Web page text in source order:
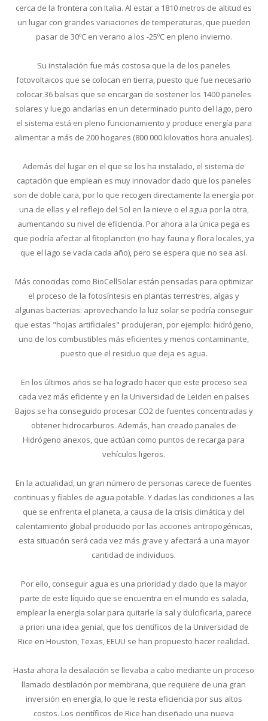
cerca de la frontera con Italia. Al estar a 1810 metros de altitud es
un lugar con grandes variaciones de temperaturas, que pueden
pasar de 30ºC en verano a los -25ºC en pleno invierno.
Su instalación fue más costosa que la de los paneles
fotovoltaicos que se colocan en tierra, puesto que fue necesario
colocar 36 balsas que se encargan de sostener los 1400 paneles
solares y luego anclarlas en un determinado punto del lago, pero
el sistema está en pleno funcionamiento y produce energía para
alimentar a más de 200 hogares (800 000 kilovatios hora anuales).
Además del lugar en el que se los ha instalado, el sistema de
captación que emplean es muy innovador dado que los paneles
son de doble cara, por lo que recogen directamente la energía por
una de ellas y el reflejo del Sol en la nieve o el agua por la otra,
aumentando su nivel de eficiencia. Por ahora a la única pega es
que podría afectar al fitoplancton (no hay fauna y flora locales, ya
que el lago se vacía cada año), pero se espera que no sea así.
Más conocidas como BioCellSolar están pensadas para optimizar
el proceso de la fotosíntesis en plantas terrestres, algas y
algunas bacterias: aprovechando la luz solar se podría conseguir
que estas "hojas artificiales" produjeran, por ejemplo: hidrógeno,
uno de los combustibles más eficientes y menos contaminante,
puesto que el residuo que deja es agua.
En los últimos años se ha logrado hacer que este proceso sea
cada vez más eficiente y en la Universidad de Leiden en países
Bajos se ha conseguido procesar CO2 de fuentes concentradas y
obtener hidrocarburos. Además, han creado panales de
Hidrógeno anexos, que actúan como puntos de recarga para
vehículos ligeros.
En la actualidad, un gran número de personas carece de fuentes
continuas y fiables de agua potable. Y dadas las condiciones a las
que se enfrenta el planeta, a causa de la crisis climática y del
calentamiento global producido por las acciones antropogénicas,
esta situación será cada vez más grave y afectará a una mayor
cantidad de individuos.
Por ello, conseguir agua es una prioridad y dado que la mayor
parte de este líquido que se encuentra en el mundo es salada,
emplear la energía solar para quitarle la sal y dulcificarla, parece
a priori una idea genial, que los científicos de la Universidad de
Rice en Houston, Texas, EEUU se han propuesto hacer realidad.
Hasta ahora la desalación se llevaba a cabo mediante un proceso
llamado destilación por membrana, que requiere de una gran
inversión en energía, lo que le resta eficiencia por sus altos
costos. Los científicos de Rice han diseñado una nueva